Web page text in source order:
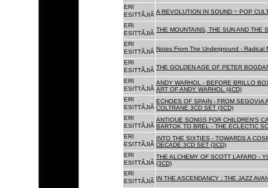
ERI
ESITTÃJIÃ A REVOLUTION IN SOUND ~ POP
ERI
ESITTÃJIÃ
THE MOUNTAINS, THE SUN AND THE
ERI
ESITTÃJIÃ Notes From The Underground - Radical
ERI
ESITTÃJIÃ THE GOLDEN AGE OF PETER
ERI
ESITTÃJIÃ
ANDY WARHOL - BEFORE BRILLO
ART OF ANDY WARHOL (4CD)
ERI
ESITTÃJIÃ
ECHOES OF SPAIN - FROM SEGOVIA
COLTRANE 3CD SET (3CD)
ERI
ESITTÃJIÃ
ANTIQUE SONGS FOR CHILDREN'S
BARTOK TO BREL - THE ECLECTIC
ERI
ESITTÃJIÃ
INTO THE SIXTIES - TOWARDS A
DECADE 3CD SET (3CD)
ERI
ESITTÃJIÃ
THE ALCHEMY OF SCOTT LAFARO -
(3CD)
ERI
ESITTÃJIÃ IN THE ASCENDANCY : THE JAZZ